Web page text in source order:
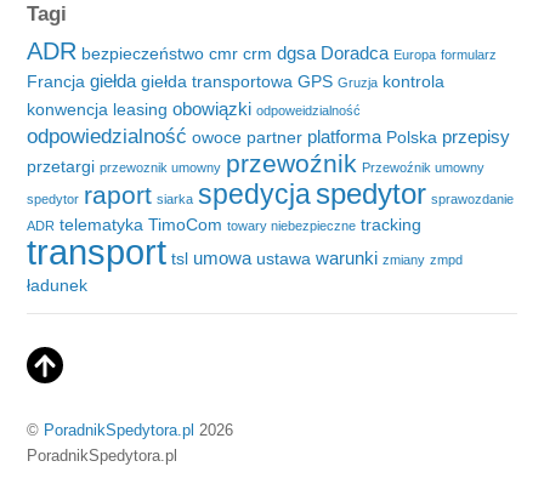
Tagi
ADR bezpieczeństwo cmr crm dgsa Doradca Europa formularz
Francja giełda giełda transportowa GPS Gruzja kontrola
konwencja leasing obowiązki odpoweidzialność
odpowiedzialność owoce partner platforma Polska przepisy
przetargi przewoznik umowny przewoźnik Przewoźnik umowny
spedytor raport siarka spedycjaspedytor sprawozdanie
ADR telematyka TimoCom towary niebezpieczne tracking
transport tsl umowa ustawa warunki zmiany zmpd
ładunek
© PoradnikSpedytora.pl 2026
PoradnikSpedytora.pl